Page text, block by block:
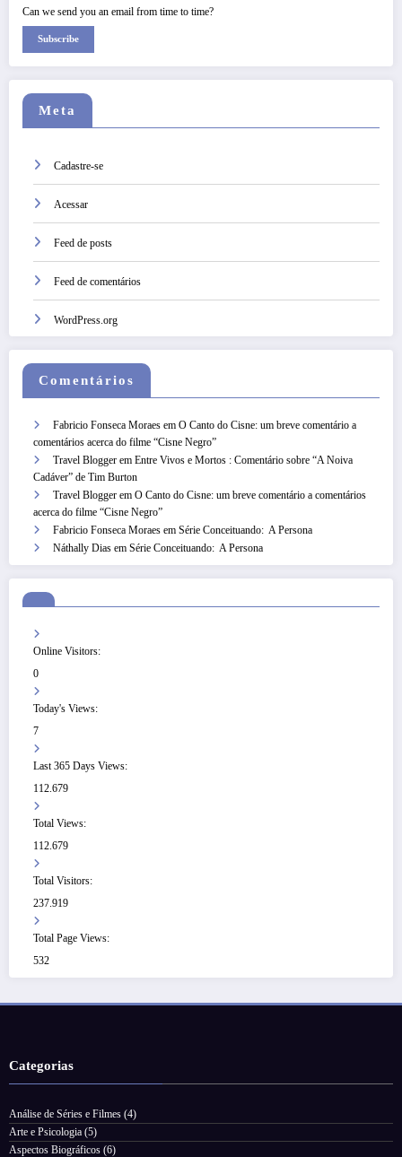
Can we send you an email from time to time?
Subscribe
Meta
Cadastre-se
Acessar
Feed de posts
Feed de comentários
WordPress.org
Comentários
Fabricio Fonseca Moraes em O Canto do Cisne: um breve comentário a
comentários acerca do filme “Cisne Negro”
Travel Blogger em Entre Vivos e Mortos : Comentário sobre “A Noiva
Cadáver” de Tim Burton
Travel Blogger em O Canto do Cisne: um breve comentário a comentários
acerca do filme “Cisne Negro”
Fabricio Fonseca Moraes em Série Conceituando: A Persona
Náthally Dias em Série Conceituando: A Persona
Online Visitors:
0
Today's Views:
7
Last 365 Days Views:
112.679
Total Views:
112.679
Total Visitors:
237.919
Total Page Views:
532
Categorias
Análise de Séries e Filmes (4)
Arte e Psicologia (5)
Aspectos Biográficos (6)